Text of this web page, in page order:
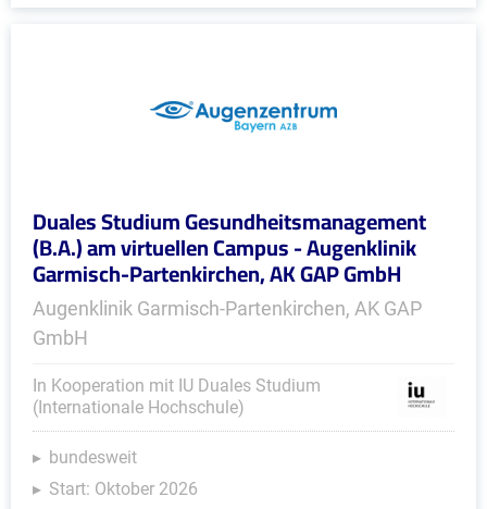
Duales Studium Gesundheitsmanagement
(B.A.) am virtuellen Campus - Augenklinik
Garmisch-Partenkirchen, AK GAP GmbH
Augenklinik Garmisch-Partenkirchen, AK GAP
GmbH
In Kooperation mit IU Duales Studium
(Internationale Hochschule)
bundesweit
Start: Oktober 2026